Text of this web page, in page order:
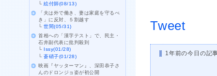
Tweet
1年前の今日の記
└絵付師(08/13)
「夫は外で働き、妻は家庭を守るべ
き」に反対、５割越す
└世間(05/31)
首相への「漢字テスト」で、民主・
石井副代表に批判殺到
└ Issy(01/28)
└蒼硝子(01/28)
映画『ヤッターマン』、深田恭子さ
んのドロンジョ姿が初公開